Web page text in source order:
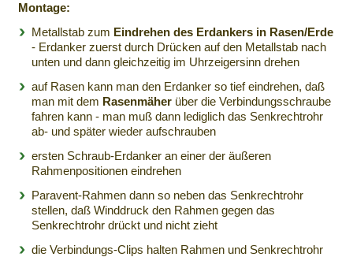
Montage:
Metallstab zum Eindrehen des Erdankers in Rasen/Erde
- Erdanker zuerst durch Drücken auf den Metallstab nach
unten und dann gleichzeitig im Uhrzeigersinn drehen
auf Rasen kann man den Erdanker so tief eindrehen, daß
man mit dem Rasenmäher über die Verbindungsschraube
fahren kann - man muß dann lediglich das Senkrechtrohr
ab- und später wieder aufschrauben
ersten Schraub-Erdanker an einer der äußeren
Rahmenpositionen eindrehen
Paravent-Rahmen dann so neben das Senkrechtrohr
stellen, daß Winddruck den Rahmen gegen das
Senkrechtrohr drückt und nicht zieht
die Verbindungs-Clips halten Rahmen und Senkrechtrohr